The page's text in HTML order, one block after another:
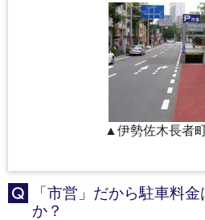
▲伊勢佐木長者
Q
「市営」だから駐車料
か？